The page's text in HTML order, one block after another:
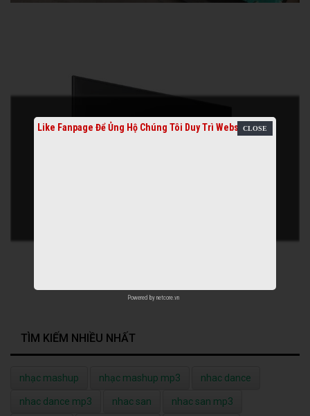
TÌM KIẾM NHIỀU NHẤT
nhạc mashup nhạc mashup mp3 nhac dance
nhac dance mp3 nhac san nhac san mp3
Like Fanpage Để Ủng Hộ Chúng Tôi Duy Trì Website
Powered by netcore.vn